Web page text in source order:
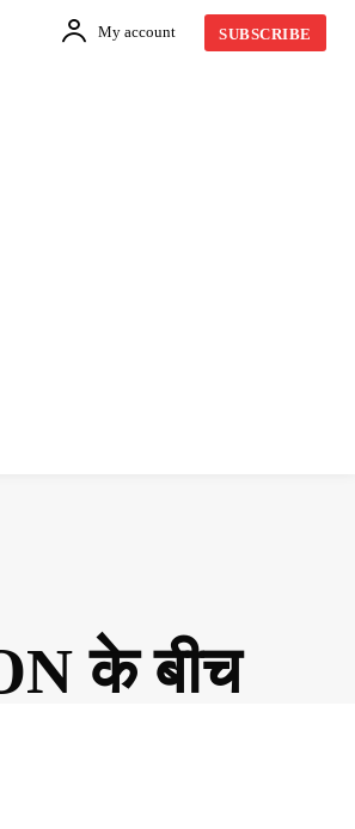
My account SUBSCRIBE
के बीच